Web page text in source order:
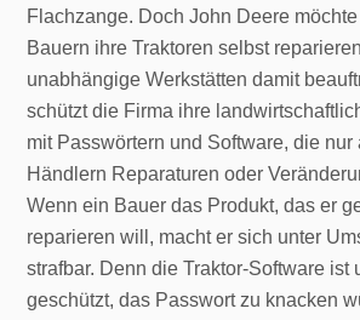
Flachzange. Doch John Deere
Bauern ihre Traktoren selbst
unabhängige Werkstätten damit
schützt die Firma ihre
mit Passwörtern und Software, die nur
Händlern Reparaturen oder
Wenn ein Bauer das Produkt, das er
reparieren will, macht er sich unter
strafbar. Denn die Traktor-Software ist
geschützt, das Passwort zu knacken